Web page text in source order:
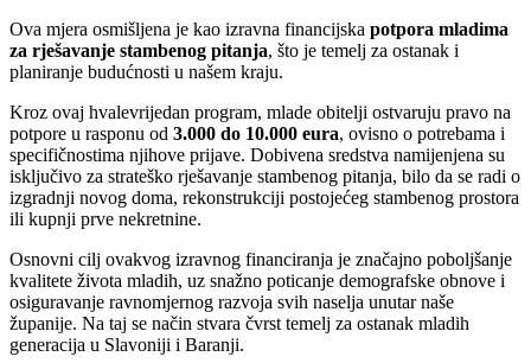
Ova mjera osmišljena je kao izravna financijska potpora mladima
za rješavanje stambenog pitanja, što je temelj za ostanak i
planiranje budućnosti u našem kraju.
Kroz ovaj hvalevrijedan program, mlade obitelji ostvaruju pravo na
potpore u rasponu od 3.000 do 10.000 eura, ovisno o potrebama i
specifičnostima njihove prijave. Dobivena sredstva namijenjena su
isključivo za strateško rješavanje stambenog pitanja, bilo da se radi o
izgradnji novog doma, rekonstrukciji postojećeg stambenog prostora
ili kupnji prve nekretnine.
Osnovni cilj ovakvog izravnog financiranja je značajno poboljšanje
kvalitete života mladih, uz snažno poticanje demografske obnove i
osiguravanje ravnomjernog razvoja svih naselja unutar naše
županije. Na taj se način stvara čvrst temelj za ostanak mladih
generacija u Slavoniji i Baranji.